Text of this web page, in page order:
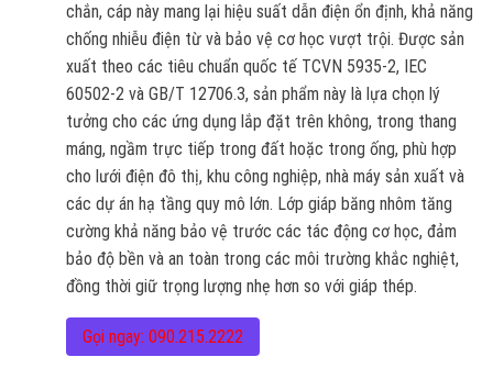
chắn, cáp này mang lại hiệu suất dẫn điện ổn định, khả năng
chống nhiễu điện từ và bảo vệ cơ học vượt trội. Được sản
xuất theo các tiêu chuẩn quốc tế TCVN 5935-2, IEC
60502-2 và GB/T 12706.3, sản phẩm này là lựa chọn lý
tưởng cho các ứng dụng lắp đặt trên không, trong thang
máng, ngầm trực tiếp trong đất hoặc trong ống, phù hợp
cho lưới điện đô thị, khu công nghiệp, nhà máy sản xuất và
các dự án hạ tầng quy mô lớn. Lớp giáp băng nhôm tăng
cường khả năng bảo vệ trước các tác động cơ học, đảm
bảo độ bền và an toàn trong các môi trường khắc nghiệt,
đồng thời giữ trọng lượng nhẹ hơn so với giáp thép.
Gọi ngay: 090.215.2222